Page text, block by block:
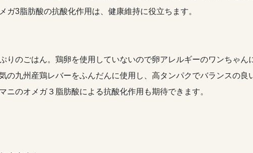
3脂肪酸の抗酸化作用は、健康維持に役立ちます。
のごはん。鶏卵を使用していないので卵アレルギーのワンちゃん
九州産鶏レバーをふんだんに使用し、高タンパクでバランスの良
のオメガ３脂肪酸による抗酸化作用も期待できます。